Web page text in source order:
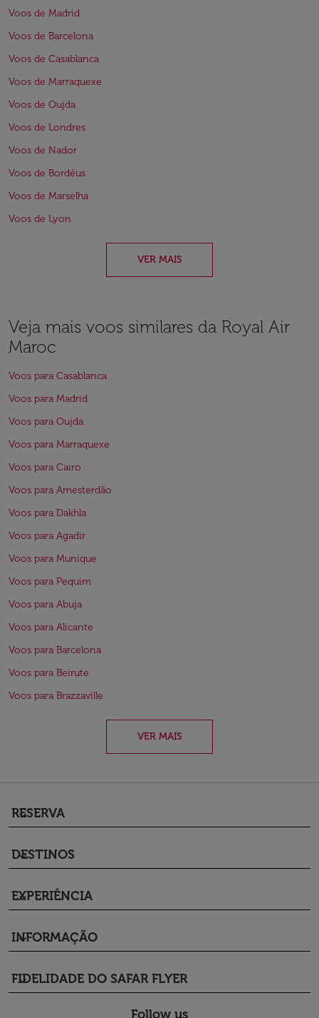
Voos de Madrid
Voos de Barcelona
Voos de Casablanca
Voos de Marraquexe
Voos de Oujda
Voos de Londres
Voos de Nador
Voos de Bordéus
Voos de Marselha
Voos de Lyon
VER MAIS
Veja mais voos similares da Royal Air
Maroc
Voos para Casablanca
Voos para Madrid
Voos para Oujda
Voos para Marraquexe
Voos para Cairo
Voos para Amesterdão
Voos para Dakhla
Voos para Agadir
Voos para Munique
Voos para Pequim
Voos para Abuja
Voos para Alicante
Voos para Barcelona
Voos para Beirute
Voos para Brazzaville
VER MAIS
RESERVA
keyboard_arrow_down
DESTINOS
keyboard_arrow_down
EXPERIÊNCIA
keyboard_arrow_down
INFORMAÇÃO
keyboard_arrow_down
FIDELIDADE DO SAFAR FLYER
keyboard_arrow_down
Follow us